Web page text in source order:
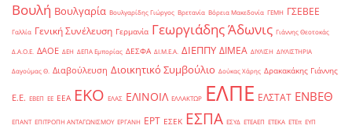
Βουλή Βουλγαρία Βουλγαρίδης Γιώργος Βρετανία Βόρεια Μακεδονία ΓΕΜΗ ΓΣΕΒΕΕ
Γαλλία Γενική Συνέλευση Γερμανία Γεωργιάδης Άδωνις Γιάννης Θεοτοκάς
Δ.Α.Ο.Ε. ΔΑΟΕ ΔΕΗ ΔΕΠΑ Εμπορίας ΔΕΣΦΑ ΔΙ.Μ.Ε.Α. ΔΙΕΠΠΥ ΔΙΜΕΑ ΔΙΥΛΙΣΗ ΔΙΥΛΙΣΤΗΡΙΑ
Δαγούμας Θ. Διαβούλευση Διοικητικό Συμβούλιο Δούκας Χάρης Δρακακάκης Γιάννης
Ε.Ε. ΕΒΕΠ ΕΕ ΕΕΑ ΕΚΟ ΕΛΑΣ ΕΛΙΝΟΙΛ ΕΛΛΑΚΤΩΡ ΕΛΠΕ ΕΛΣΤΑΤ ΕΝΒΕΘ
ΕΠΑΝΤ ΕΠΙΤΡΟΠΗ ΑΝΤΑΓΩΝΙΣΜΟΥ ΕΡΓΑΝΗ ΕΡΤ ΕΣΕΚ ΕΣΠΑ ΕΣΥΔ ΕΤΕΑΕΠ ΕΤΕΚΑ ΕΤΕπ ΕΥΠ